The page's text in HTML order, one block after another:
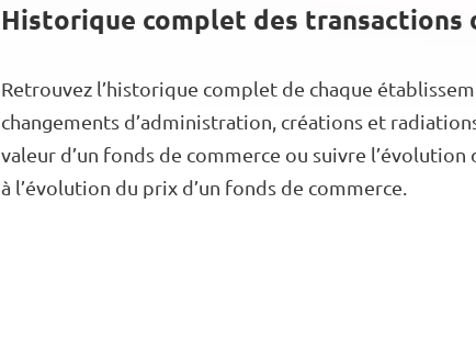
Historique complet des transactions
Retrouvez l’historique complet de chaque
changements d’administration, créations et
valeur d’un fonds de commerce ou suivre l’évolution
à l’évolution du prix d’un fonds de commerce.